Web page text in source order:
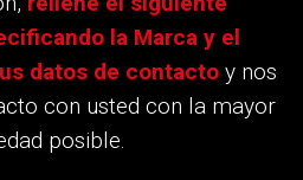
la Marca y el
datos de contactoy nos
con usted con la mayor
posible.